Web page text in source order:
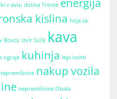
v avtu dolina Trente
kislina hoja za
Bovcu izvir Soče kava
ograje kuhinja lepi nohti
nakup vozila
nepremičnine Obala